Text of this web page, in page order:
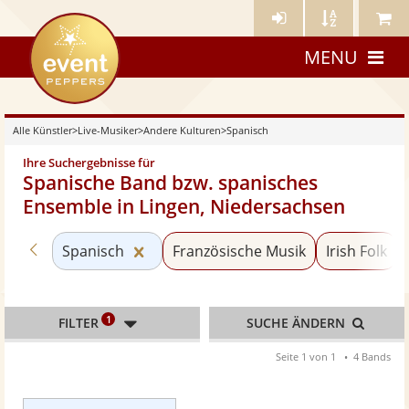
Künstler- Künstler Meine
eventpeppers
MENU
Alle Künstler>Live-Musiker>Andere Kulturen>Spanisch
Ihre Suchergebnisse für
Spanische Band bzw. spanisches
Ensemble in Lingen, Niedersachsen
Zurück zu «Andere Kulturen»
Spanisch Kategorie «Spanisch» zurücksetzen
Französische Musik Irish Folk
FILTER 1 SUCHE ÄNDERN
Seite 1 von 1 4 Bands